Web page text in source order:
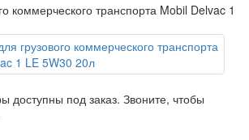
коммерческого транспорта Mobil Delvac 1
доступны под заказ. Звоните, чтобы